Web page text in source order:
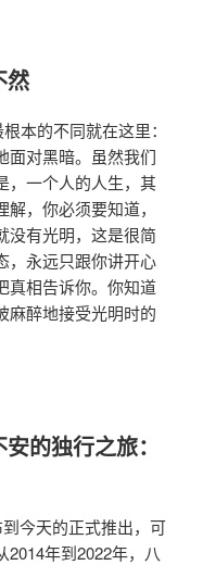
然
本的不同就在这里：
面对黑暗。虽然我们
，一个人的人生，其
，你必须要知道，
没有光明，这是很简
，永远只跟你讲开心
真相告诉你。你知道
麻醉地接受光明时的
的独行之旅：
今天的正式推出，可
年到2022年，八